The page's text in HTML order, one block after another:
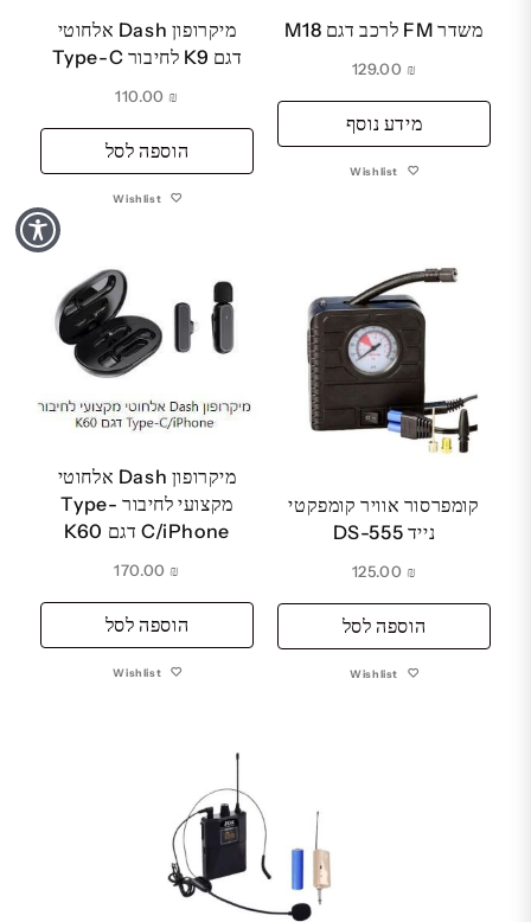
משדר FM לרכב דגם M18
₪
מידע נוסף
Wishlist
מיקרופון Dash אלחוטי
דגם K9 לחיבור Type-C
₪
הוספה לסל
Wishlist
קומפרסור אוויר קומפקטי
נייד DS-555
₪
הוספה לסל
Wishlist
מיקרופון Dash אלחוטי
מקצועי לחיבור Type-
C/iPhone דגם K60
₪
הוספה לסל
Wishlist